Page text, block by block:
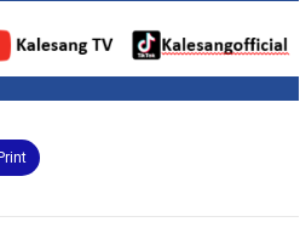
Print